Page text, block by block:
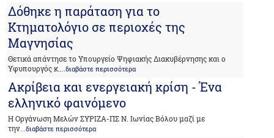
Δόθηκε η παράταση για το
Κτηματολόγιο σε περιοχές της
Μαγνησίας
Θετικά απάντησε το Υπουργείο Ψηφιακής Διακυβέρνησης και ο
Υφυπουργός κ. ...διαβάστε περισσότερα
Ακρίβεια και ενεργειακή κρίση - Ένα
ελληνικό φαινόμενο
Η Οργάνωση Μελών ΣΥΡΙΖΑ-ΠΣ Ν. Ιωνίας Βόλου μαζί με
την...διαβάστε περισσότερα